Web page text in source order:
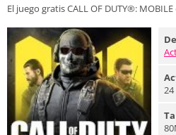
El juego gratis CALL OF DUTY®: